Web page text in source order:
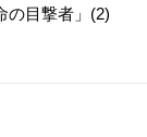
の目撃者」(2)